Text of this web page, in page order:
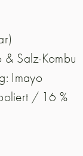
Salz-Kombu
Imayo
/ 16 %